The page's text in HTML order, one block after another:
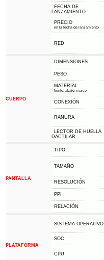
FECHA DE
LANZAMIENTO
PRECIO
en la fecha de lanzamiento
RED
CUERPO
DIMENSIONES
PESO
MATERIAL
frente, abajo, marco
CONEXIÓN
RANURA
LECTOR DE HUELLA
DACTILAR
PANTALLA
TIPO
TAMAÑO
RESOLUCIÓN
PPI
RELACIÓN
PLATAFORMA
SISTEMA OPERATIVO
SOC
CPU